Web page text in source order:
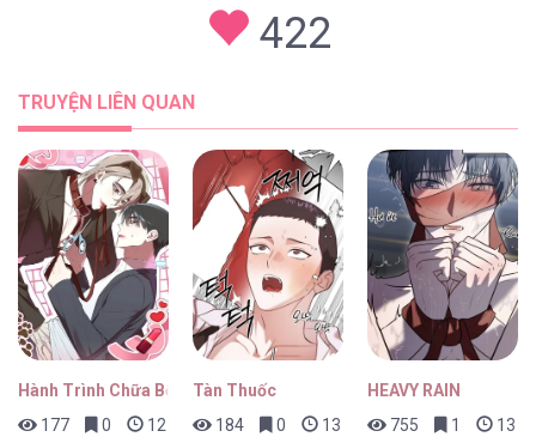
KHI TRÒ CHƠI HẸN HÒ KẾT THÚC [...] – Chap
5
KHI TRÒ CHƠI HẸN HÒ KẾT THÚC [...] – Chap
4
422
TRUYỆN LIÊN QUAN
Hành Trình Chữa Bệnh Bám Chủ Của Cún Nhà Tôi
177
0 12 giờ trước
Tàn Thuốc
184
0 13 giờ trước
HEAVY RAIN
755
1 13